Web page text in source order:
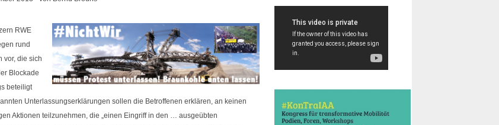
RWE
rund
vor, die sich
Blockade
beteiligt
Unterlassungserklärungen sollen die Betroffenen erklären, an keinen
Aktionen teilzunehmen, die „einen Eingriff in den … ausgeübten